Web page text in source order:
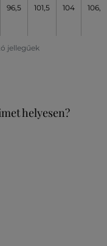
jellegűek
96,5 101,5 104 106,5
helyesen?